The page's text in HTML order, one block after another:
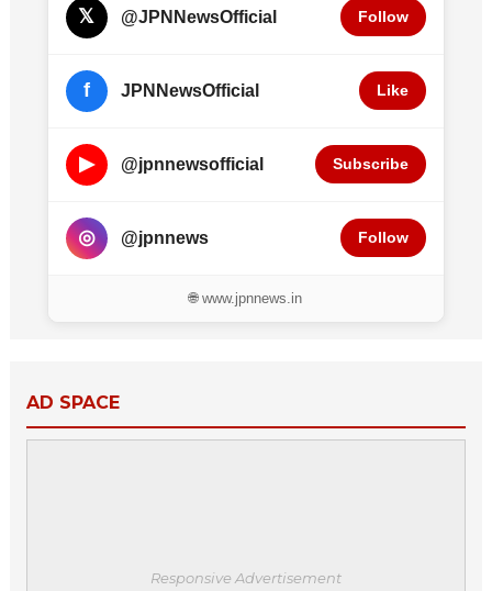
𝕏 @JPNNewsOfficial Follow
f JPNNewsOfficial Like
▶ @jpnnewsofficial Subscribe
◎ @jpnnews Follow
🌐 www.jpnnews.in
AD SPACE
Responsive Advertisement